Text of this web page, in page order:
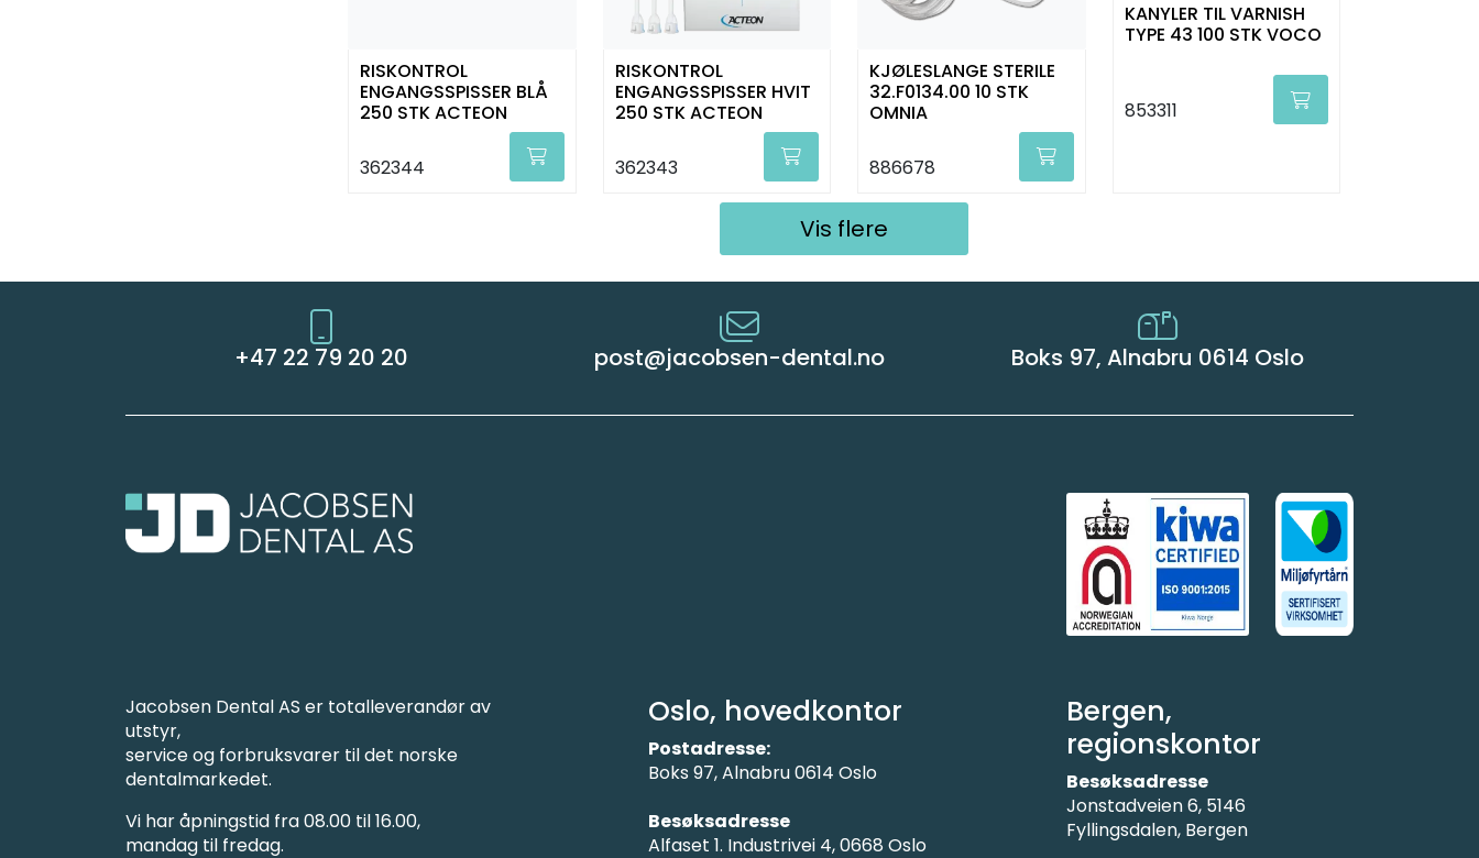
RISKONTROL
ENGANGSSPISSER BLÅ
250 STK ACTEON
362344
RISKONTROL
ENGANGSSPISSER HVIT
250 STK ACTEON
362343
KJØLESLANGE STERILE
32.F0134.00 10 STK
OMNIA
886678
KANYLER TIL VARNISH
TYPE 43 100 STK VOCO
853311
Vis flere
+47 22 79 20 20 post@jacobsen-dental.no Boks 97, Alnabru 0614 Oslo
Jacobsen Dental AS er totalleverandør av
utstyr,
service og forbruksvarer til det norske
dentalmarkedet.
Vi har åpningstid fra 08.00 til 16.00,
mandag til fredag.
Bergen,
regionskontor
Besøksadresse
Jonstadveien 6, 5146
Fyllingsdalen, Bergen
Oslo, hovedkontor
Postadresse:
Boks 97, Alnabru 0614 Oslo
Besøksadresse
Alfaset 1. Industrivei 4, 0668 Oslo